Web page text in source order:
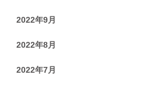
2022年9月
2022年8月
2022年7月